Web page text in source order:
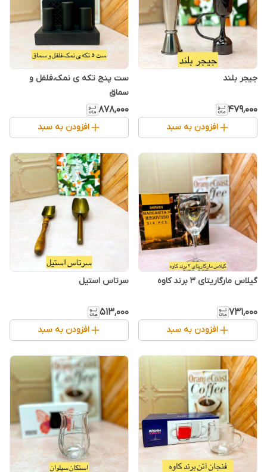
جیجر بلند
۴۷۹٬۰۰۰
افزودن به سبد
ست پنج تکه ی نمک،فلفل و
سماق
۸۷۸٬۰۰۰
افزودن به سبد
گیلاس مارگاریتای ۳ برند کاوه
۷۳۱٬۰۰۰
افزودن به سبد
سرتاس استیل
۵۱۳٬۰۰۰
افزودن به سبد